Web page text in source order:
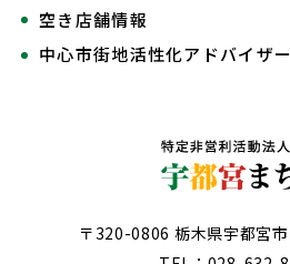
空き店舗情報
中心市街地活性化アドバイザ
〒320-0806 栃木県宇都宮